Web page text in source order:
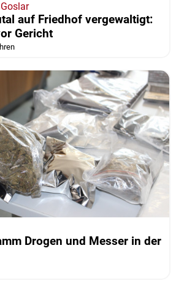
auf Friedhof vergewaltigt:
Gericht
Drogen und Messer in der